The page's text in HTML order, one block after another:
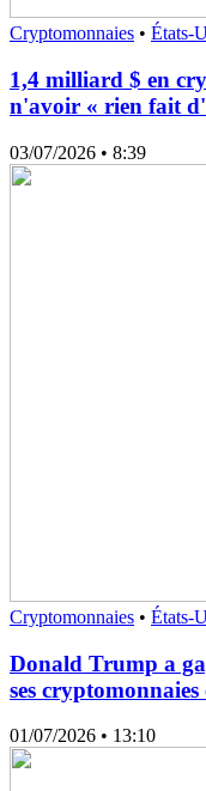
Cryptomonnaies • États-
1,4 milliard $ en
n'avoir « rien fait
03/07/2026 • 8:39
Cryptomonnaies • États-
Donald Trump a
ses cryptomonnaies
01/07/2026 • 13:10